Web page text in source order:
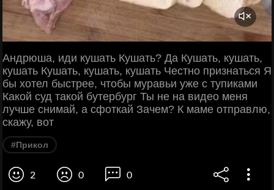
Андрюша, иди кушать Кушать? Да Кушать, кушать,
кушать Кушать, кушать, кушать Честно признаться Я
бы хотел быстрее, чтобы муравьи уже с тупиками
Какой суд такой бутербург Ты не на видео меня
лучше снимай, а сфоткай Зачем? К маме отправлю,
скажу, вот
#Прикол
2 0 0